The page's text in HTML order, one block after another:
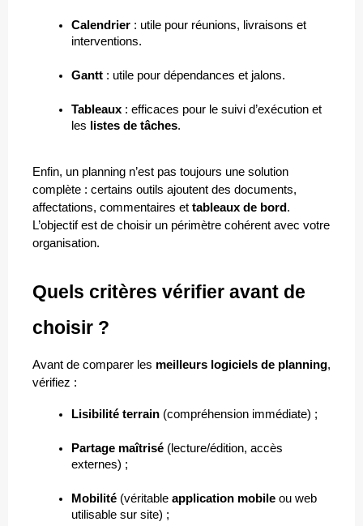
Calendrier : utile pour réunions, livraisons et
interventions.
Gantt : utile pour dépendances et jalons.
Tableaux : efficaces pour le suivi d’exécution et
les
listes de tâches.
Enfin, un planning n’est pas toujours une solution
complète : certains outils ajoutent des documents,
affectations, commentaires et tableaux de bord .
L’objectif est de choisir un périmètre cohérent avec votre
organisation.
Quels critères vérifier avant de
choisir ?
Avant de comparer les meilleurs logiciels de planning,
vérifiez :
Lisibilité terrain (compréhension immédiate) ;
Partage maîtrisé (lecture/édition, accès
externes) ;
Mobilité (véritable application mobile ou web
utilisable sur site) ;